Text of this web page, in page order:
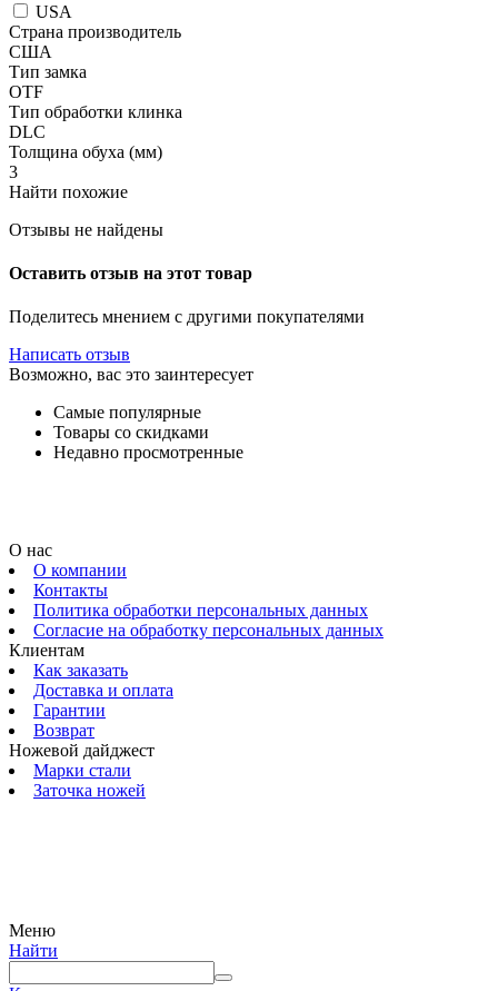
USA
Страна производитель
США
Тип замка
OTF
Тип обработки клинка
DLC
Толщина обуха (мм)
3
Найти похожие
Отзывы не найдены
Оставить отзыв на этот товар
Поделитесь мнением с другими покупателями
Написать отзыв
Возможно, вас это заинтересует
Самые популярные
Товары со скидками
Недавно просмотренные
О нас
О компании
Контакты
Политика обработки персональных данных
Согласие на обработку персональных данных
Клиентам
Как заказать
Доставка и оплата
Гарантии
Возврат
Ножевой дайджест
Марки стали
Заточка ножей
Меню
Найти